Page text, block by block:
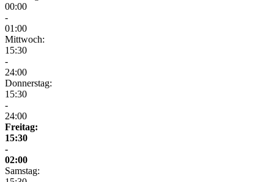
00:00
-
01:00
Mittwoch:
15:30
-
24:00
Donnerstag:
15:30
-
24:00
Freitag:
15:30
-
02:00
Samstag: